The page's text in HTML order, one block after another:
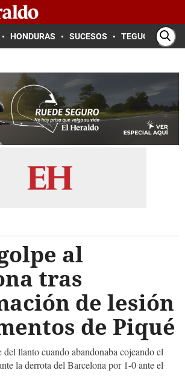
HONDURAS SUCESOS TEGUCIGALPA
al
tras
de lesión
de Piqué
del llanto cuando abandonaba cojeando el
la derrota del Barcelona por 1-0 ante el